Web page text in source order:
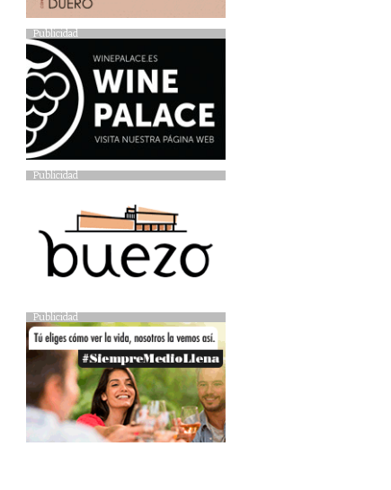
Publicidad
Publicidad
Publicidad